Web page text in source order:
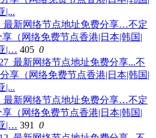
最新网络节点地址免费分享…不定
（网络免费节点香港|日本|韩国|
|… 405 0
最新网络节点地址免费分享…不定
（网络免费节点香港|日本|韩国|
|… 391 0